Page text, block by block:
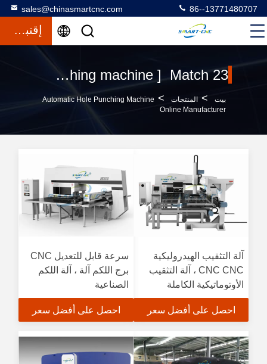
sales@chinasmartcnc.com 86--13771480707
إقتباس
Keywords [ automatic hole punching machine ] Match 23 المنتجات
بيت > المنتجات >
Automatic Hole Punching Machine
Online Manufacturer
آلة التثقيب الهيدروليكية
CNC CNC ، آلة التثقيب
الأوتوماتيكية الكاملة
احصل على أفضل سعر
سرعة قابل للتعديل CNC
برج اللكم آلة ، آلة اللكم
الصناعية
احصل على أفضل سعر